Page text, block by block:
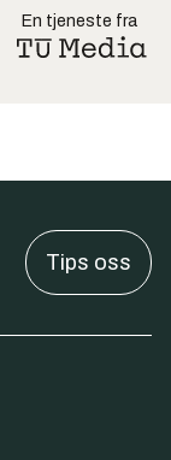
En tjeneste fra
Tips oss